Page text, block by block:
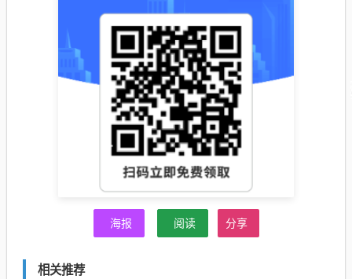
海报 阅读 分享
相关推荐